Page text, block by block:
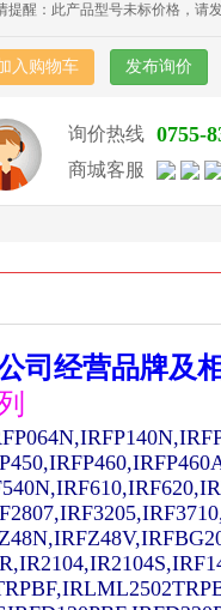
提醒：此产品型号未标价格，请
入购物车 发布询价
询价热线 0755-
商城客服
司经营品牌及